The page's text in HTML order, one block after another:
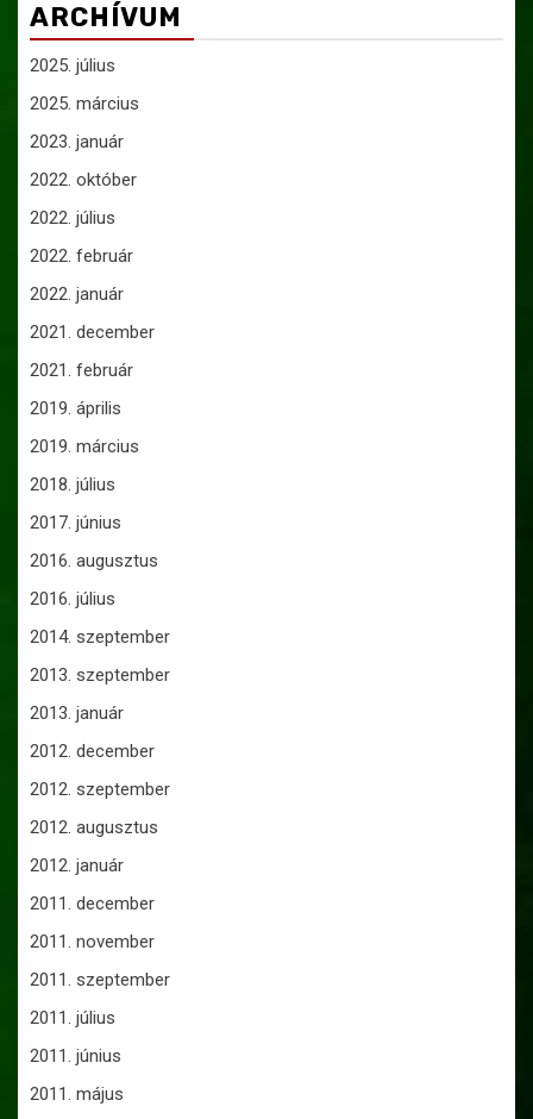
ARCHÍVUM
2025. július
2025. március
2023. január
2022. október
2022. július
2022. február
2022. január
2021. december
2021. február
2019. április
2019. március
2018. július
2017. június
2016. augusztus
2016. július
2014. szeptember
2013. szeptember
2013. január
2012. december
2012. szeptember
2012. augusztus
2012. január
2011. december
2011. november
2011. szeptember
2011. július
2011. június
2011. május